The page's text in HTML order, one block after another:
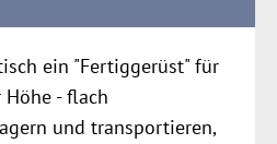
ein "Fertiggerüst" für
- flach
und transportieren,